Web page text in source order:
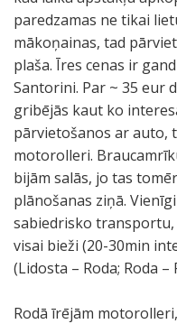
paredzamas ne tikai
mākoņainas, tad
plaša. Īres cenas ir
Santorini. Par ~ 35 eur
gribējās kaut ko
pārvietošanos ar auto,
motorolleri.
bijām salās, jo tas
plānošanas ziņā.
sabiedrisko transportu,
visai bieži (20-30min
(Lidosta – Roda; Roda
Rodā īrējām